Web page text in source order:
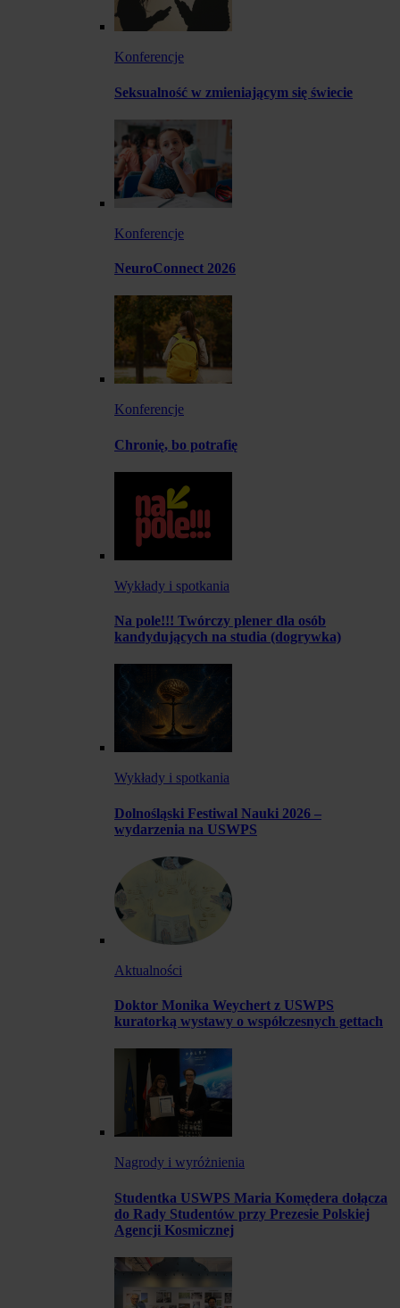
Konferencje
Seksualność w zmieniającym się świecie
Konferencje
NeuroConnect 2026
Konferencje
Chronię, bo potrafię
Wykłady i spotkania
Na pole!!! Twórczy plener dla osób
kandydujących na studia (dogrywka)
Wykłady i spotkania
Dolnośląski Festiwal Nauki 2026 –
wydarzenia na USWPS
Aktualności
Doktor Monika Weychert z USWPS
kuratorką wystawy o współczesnych gettach
Nagrody i wyróżnienia
Studentka USWPS Maria Komędera dołącza
do Rady Studentów przy Prezesie Polskiej
Agencji Kosmicznej